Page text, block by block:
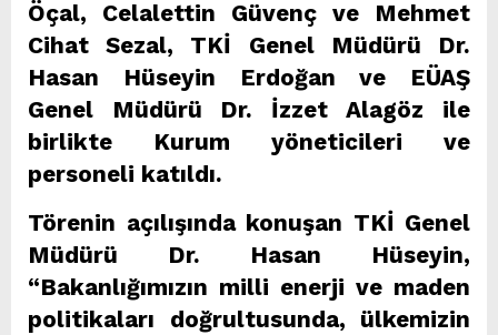
Öçal, Celalettin Güvenç ve Mehmet
Cihat Sezal, TKİ Genel Müdürü Dr.
Hasan Hüseyin Erdoğan ve EÜAŞ
Genel Müdürü Dr. İzzet Alagöz ile
birlikte Kurum yöneticileri ve
personeli katıldı.
Törenin açılışında konuşan TKİ Genel
Müdürü Dr. Hasan Hüseyin,
“Bakanlığımızın milli enerji ve maden
politikaları doğrultusunda, ülkemizin